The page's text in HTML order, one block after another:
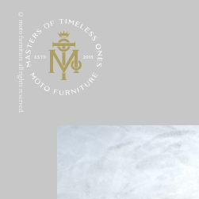
© moto furniture all rights reserved.